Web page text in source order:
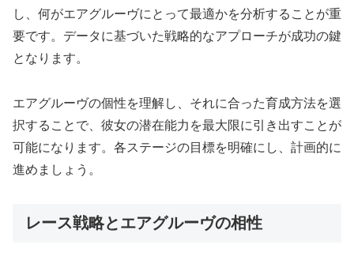
し、何がエアグルーヴにとって最適かを分析することが重
要です。データに基づいた戦略的なアプローチが成功の鍵
となります。
エアグルーヴの個性を理解し、それに合った育成方法を選
択することで、彼女の潜在能力を最大限に引き出すことが
可能になります。各ステージの目標を明確にし、計画的に
進めましょう。
レース戦略とエアグルーヴの相性